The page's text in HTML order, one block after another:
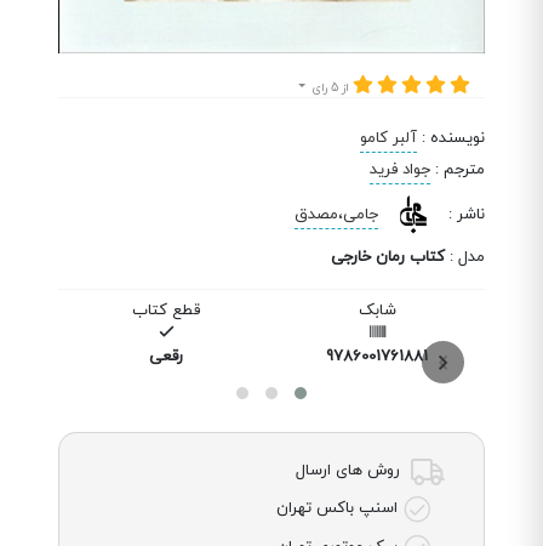
از 5 رای
نویسنده : آلبر کامو
مترجم : جواد فرید
ناشر :
جامی،مصدق
مدل :کتاب رمان خارجی
شابک
9786001761881
قطع کتاب
رقعی
روش های ارسال
اسنپ باکس تهران